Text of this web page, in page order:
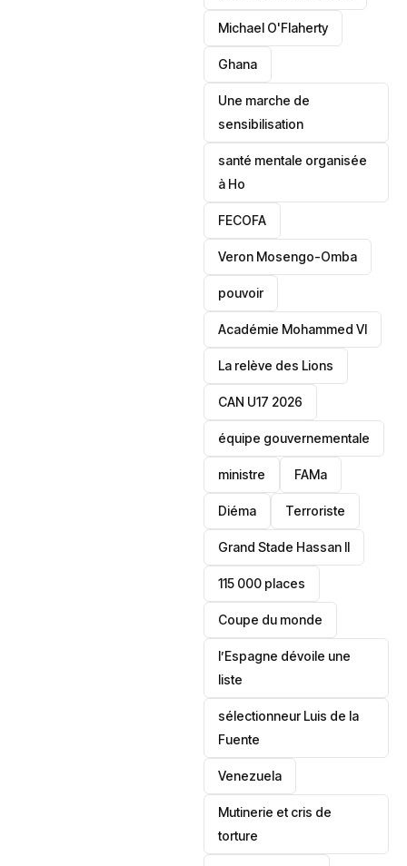
Michael O'Flaherty
‎Ghana
Une marche de
sensibilisation
santé mentale organisée
à Ho
‎FECOFA
Veron Mosengo-Omba
pouvoir
Académie Mohammed VI
La relève des Lions
CAN U17 2026
équipe gouvernementale
ministre FAMa
Diéma Terroriste
Grand Stade Hassan II
115 000 places
‎Coupe du monde
l’Espagne dévoile une
liste
sélectionneur Luis de la
Fuente
‎Venezuela
Mutinerie et cris de
torture